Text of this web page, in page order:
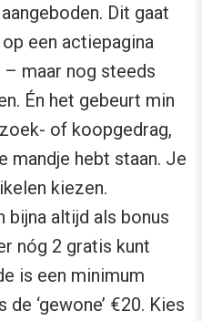
Dit gaat
een actiepagina
maar nog steeds
Én het gebeurt min
of koopgedrag,
mandje hebt staan. Je
kiezen.
bijna altijd als bonus
nóg 2 gratis kunt
is een minimum
‘gewone’ €20. Kies